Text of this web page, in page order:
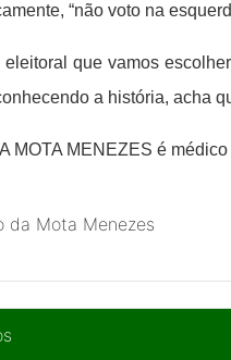
“não voto na
eleitoral que vamos
a história, acha
MOTA MENEZES é
da Mota Menezes